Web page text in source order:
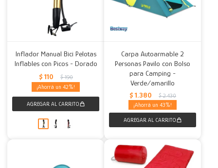
Inflador Manual Bici Pelotas
Inflables con Picos - Dorado
$ 110 $ 190
42
Carpa Autoarmable 2
Personas Pavilo con Bolso
para Camping -
Verde/amarillo
$ 1.380 $ 2.430
43